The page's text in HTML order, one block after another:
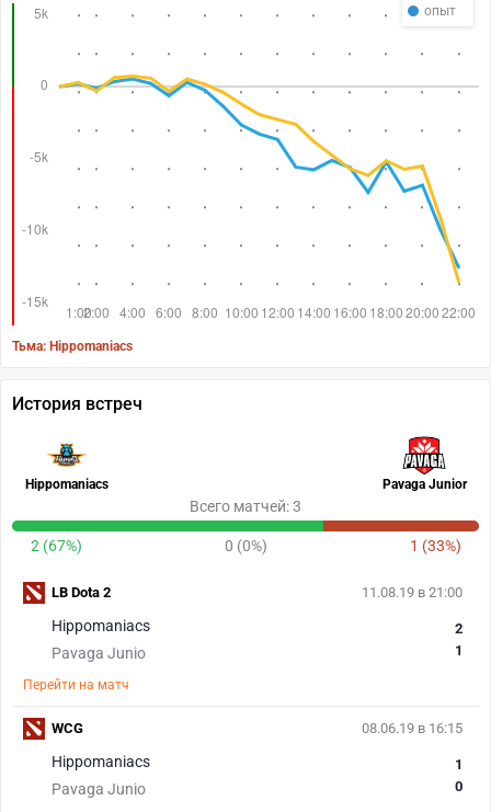
опыт
Тьма: Hippomaniacs
История встреч
Hippomaniacs Pavaga Junior
Всего матчей: 3
2 (67%) 0 (0%) 1 (33%)
11.08.19 в 21:00
Hippomaniacs
Pavaga Junio
2
1
Перейти на матч
LB Dota 2
08.06.19 в 16:15
Hippomaniacs
Pavaga Junio
1
0
WCG